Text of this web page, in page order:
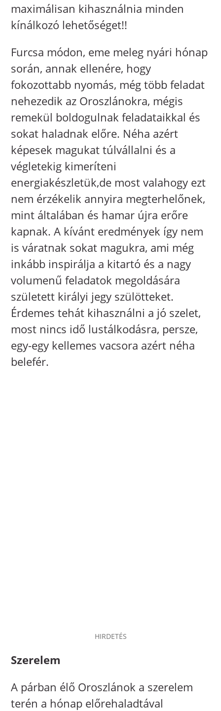
maximálisan kihasználnia minden
kínálkozó lehetőséget!!
Furcsa módon, eme meleg nyári hónap
során, annak ellenére, hogy
fokozottabb nyomás, még több feladat
nehezedik az Oroszlánokra, mégis
remekül boldogulnak feladataikkal és
sokat haladnak előre. Néha azért
képesek magukat túlvállalni és a
végletekig kimeríteni
energiakészletük,de most valahogy ezt
nem érzékelik annyira megterhelőnek,
mint általában és hamar újra erőre
kapnak. A kívánt eredmények így nem
is váratnak sokat magukra, ami még
inkább inspirálja a kitartó és a nagy
volumenű feladatok megoldására
született királyi jegy szülötteket.
Érdemes tehát kihasználni a jó szelet,
most nincs idő lustálkodásra, persze,
egy-egy kellemes vacsora azért néha
belefér.
HIRDETÉS
Szerelem
A párban élő Oroszlánok a szerelem
terén a hónap előrehaladtával